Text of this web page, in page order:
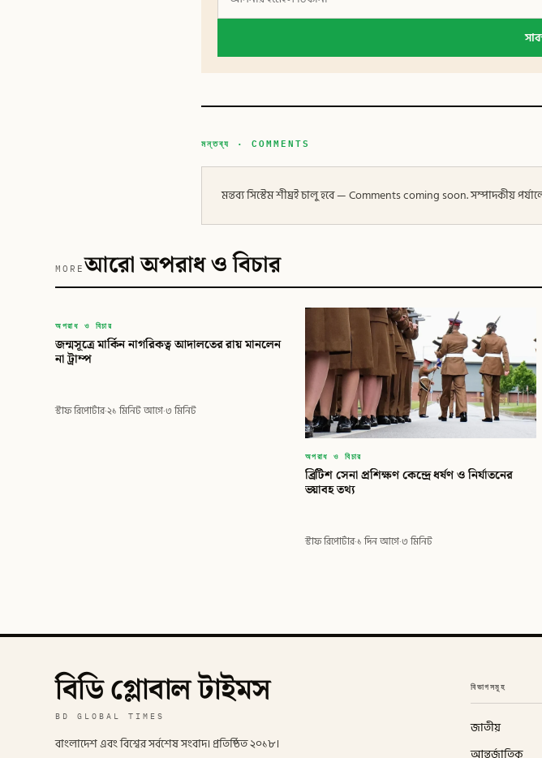
মন্তব্য · COMMENTS
মন্তব্য সিস্টেম শীঘ্রই চালু হবে — Comments coming soon. সম্পাদকীয়
MOREআরো অপরাধ ও বিচার
বিডি
বিডি গ্লোবাল টাইমস
অপরাধ ও বিচার
জন্মসূত্রে মার্কিন নাগরিকত্ব আদালতের রায় মানলেন
না ট্রাম্প
স্টাফ রিপোর্টার·২১ মিনিট আগে·৩ মিনিট
অপরাধ ও বিচার
ব্রিটিশ সেনা প্রশিক্ষণ কেন্দ্রে ধর্ষণ ও নির্যাতনের
ভয়াবহ তথ্য
স্টাফ রিপোর্টার·১ দিন আগে·৩ মিনিট
বিডি গ্লোবাল টাইমস
BD GLOBAL TIMES
বাংলাদেশ এবং বিশ্বের সর্বশেষ সংবাদ। প্রতিষ্ঠিত ২০১৮।
বিভাগসমূহ
জাতীয়